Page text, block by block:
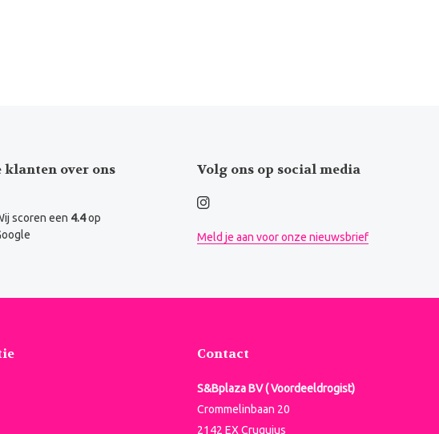
klanten over ons
scoren een 4.4op
Volg ons op social media
Meld je aan voor onze nieuwsbrief
Contact
S&Bplaza BV ( Voordeeldrogist)
Crommelinbaan 20
2142 EX Cruquius